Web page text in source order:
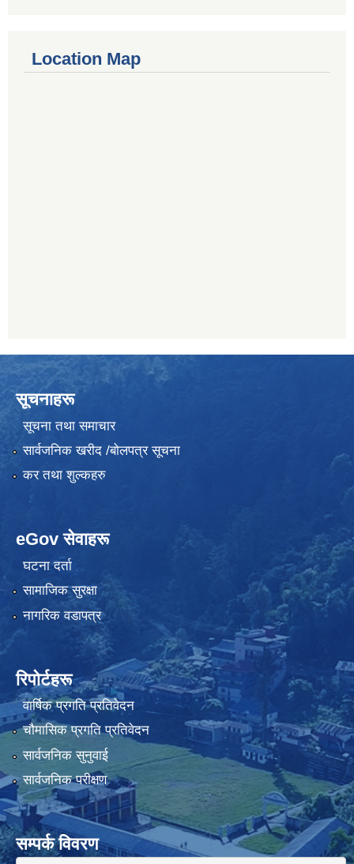
Location Map
सूचनाहरू
सूचना तथा समाचार
सार्वजनिक खरीद /बोलपत्र सूचना
कर तथा शुल्कहरु
eGov सेवाहरू
घटना दर्ता
सामाजिक सुरक्षा
नागरिक वडापत्र
रिपोर्टहरू
वार्षिक प्रगति प्रतिवेदन
चौमासिक प्रगति प्रतिवेदन
सार्वजनिक सुनुवाई
सार्वजनिक परीक्षण
सम्पर्क विवरण